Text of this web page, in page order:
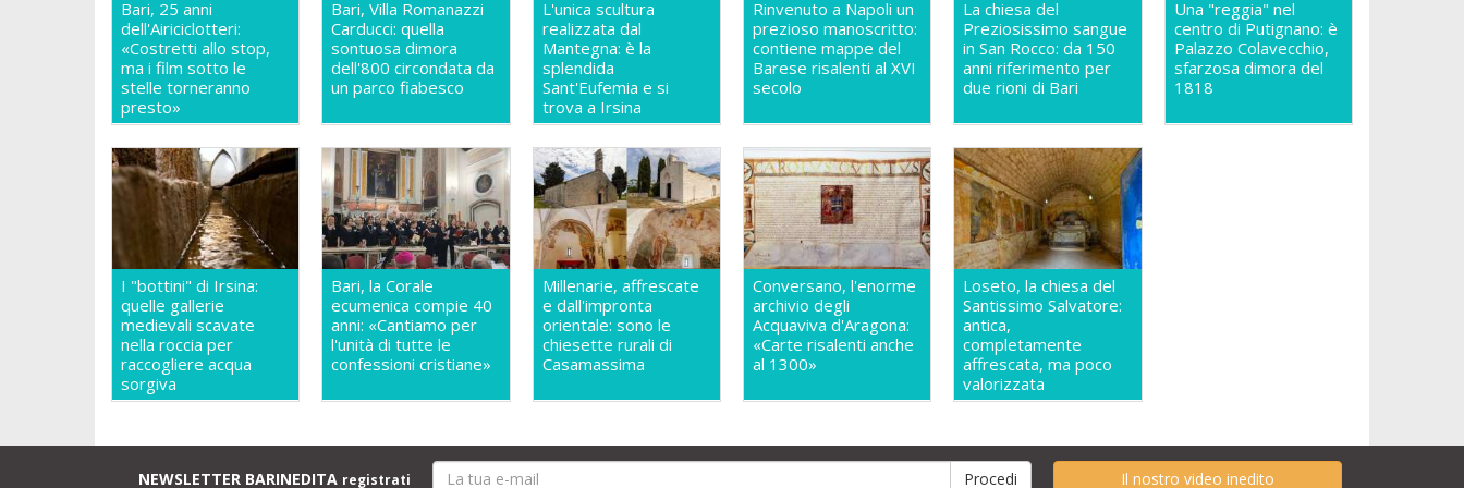
Bari, 25 anni
dell'Airiciclotteri:
«Costretti allo stop,
ma i film sotto le
stelle torneranno
presto»
Bari, Villa Romanazzi
Carducci: quella
sontuosa dimora
dell'800 circondata da
un parco fiabesco
L'unica scultura
realizzata dal
Mantegna: è la
splendida
Sant'Eufemia e si
trova a Irsina
Rinvenuto a Napoli un
prezioso manoscritto:
contiene mappe del
Barese risalenti al XVI
secolo
La chiesa del
Preziosissimo sangue
in San Rocco: da 150
anni riferimento per
due rioni di Bari
Una "reggia" nel
centro di Putignano: è
Palazzo Colavecchio,
sfarzosa dimora del
1818
I "bottini" di Irsina:
quelle gallerie
medievali scavate
nella roccia per
raccogliere acqua
sorgiva
Bari, la Corale
ecumenica compie 40
anni: «Cantiamo per
l'unità di tutte le
confessioni cristiane»
Millenarie, affrescate
e dall'impronta
orientale: sono le
chiesette rurali di
Casamassima
Conversano, l'enorme
archivio degli
Acquaviva d'Aragona:
«Carte risalenti anche
al 1300»
Loseto, la chiesa del
Santissimo Salvatore:
antica,
completamente
affrescata, ma poco
valorizzata
NEWSLETTER BARINEDITA registrati Il nostro video inedito